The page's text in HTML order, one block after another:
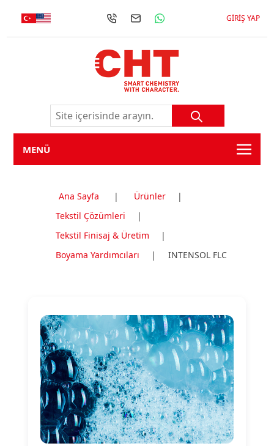
GIRIŞ YAP
MENÜ
Ana Sayfa | Ürünler
|
Tekstil Çözümleri
|
Tekstil Finisaj & Üretim
|
Boyama Yardımcıları
| INTENSOL FLC